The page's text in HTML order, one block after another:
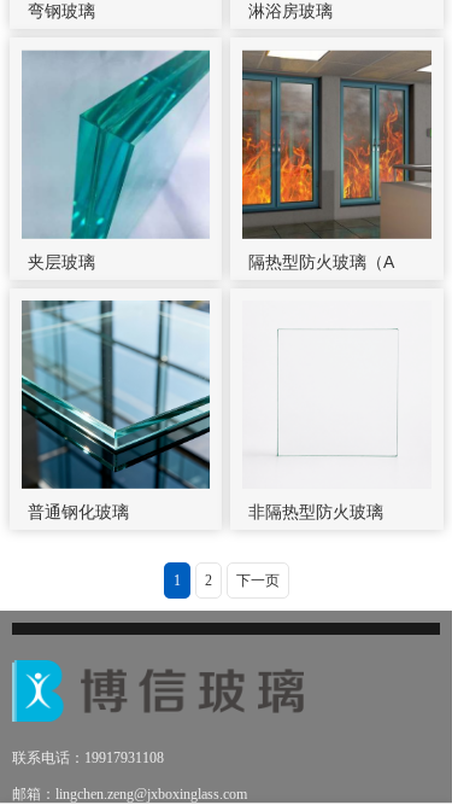
弯钢玻璃 淋浴房玻璃
夹层玻璃
隔热型防火玻璃（A
普通钢化玻璃
非隔热型防火玻璃
1 2 下一页
联系电话：19917931108
邮箱：lingchen.zeng@jxboxinglass.com